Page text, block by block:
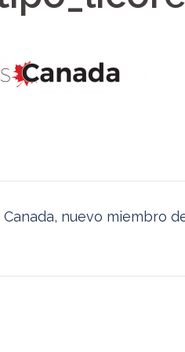
nuevo miembro